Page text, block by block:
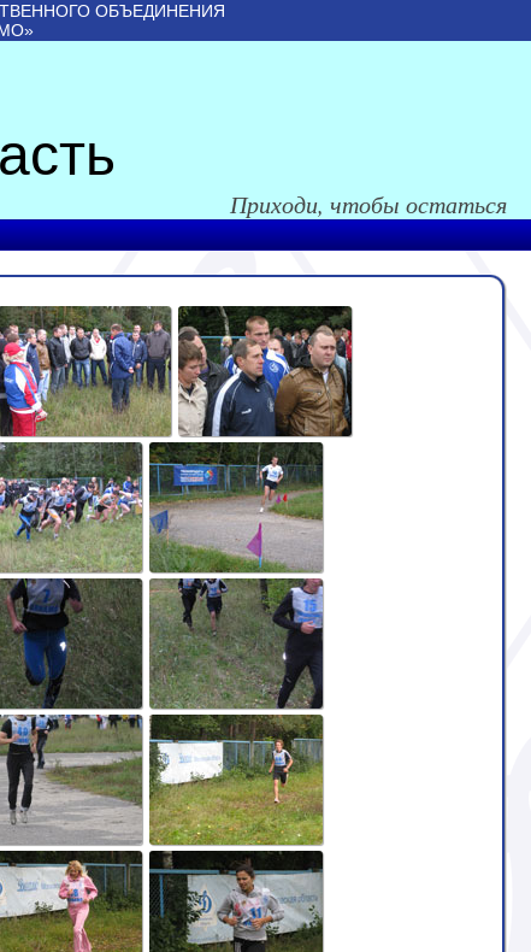
ОБЪЕДИНЕНИЯ
Приходи, чтобы остаться